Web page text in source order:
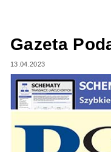
Gazeta
13.04.2023